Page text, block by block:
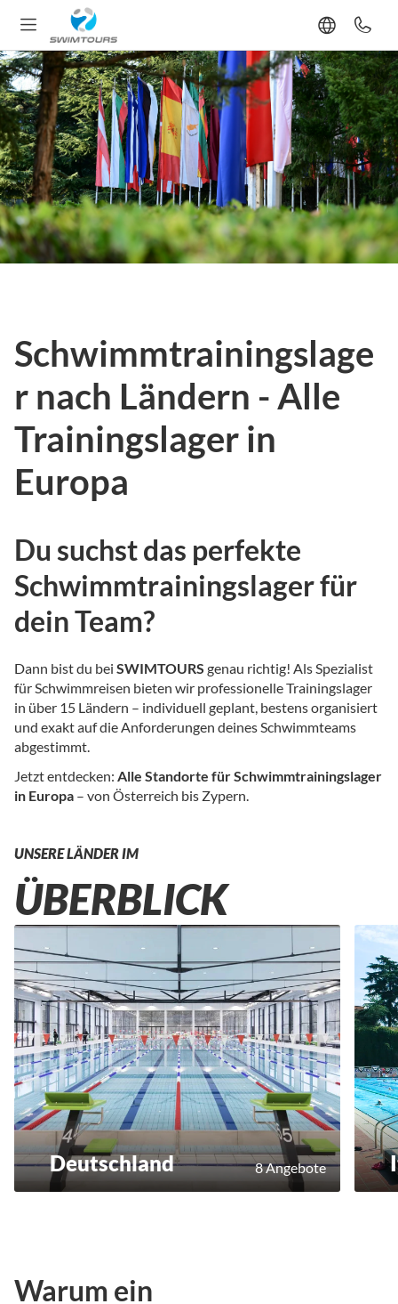
Schwimmtrainingslage
r nach Ländern - Alle
Trainingslager in
Europa
Du suchst das perfekte
Schwimmtrainingslager für
dein Team?
Dann bist du bei SWIMTOURS genau richtig! Als Spezialist
für Schwimmreisen bieten wir professionelle Trainingslager
in über 15 Ländern – individuell geplant, bestens organisiert
und exakt auf die Anforderungen deines Schwimmteams
abgestimmt.
Jetzt entdecken: Alle Standorte für Schwimmtrainingslager
in Europa – von Österreich bis Zypern.
UNSERE LÄNDER IM
ÜBERBLICK
Deutschland 8 Angebote
Warum ein